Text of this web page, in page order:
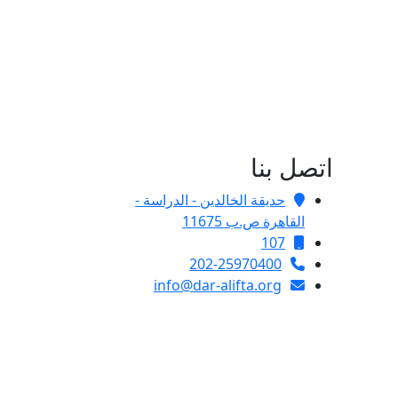
اتصل بنا
حديقة الخالدين - الدراسة -
القاهرة ص.ب 11675
107
202-25970400
info@dar-alifta.org